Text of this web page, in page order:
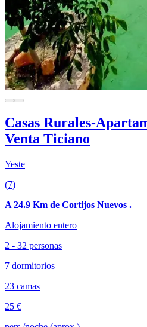
Casas Rurales-
Venta Ticiano
Yeste
(7)
A 24.9 Km de Cortijos Nuevos .
Alojamiento entero
2 - 32 personas
7 dormitorios
23 camas
25 €